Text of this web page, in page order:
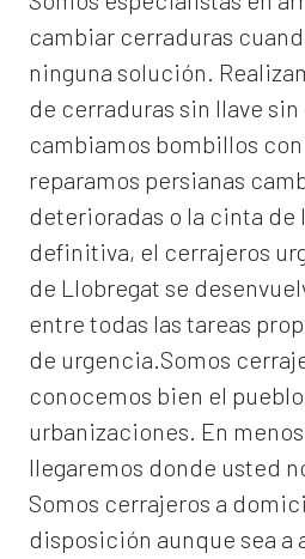
cambiar cerraduras
ninguna solución.
de cerraduras sin llave
cambiamos bombillos
reparamos persianas
deterioradas o la cinta de
definitiva, el cerrajeros
de Llobregat se
entre todas las tareas
de urgencia.Somos
conocemos bien el pueblo
urbanizaciones. En
llegaremos donde usted
Somos cerrajeros a
disposición aunque sea a